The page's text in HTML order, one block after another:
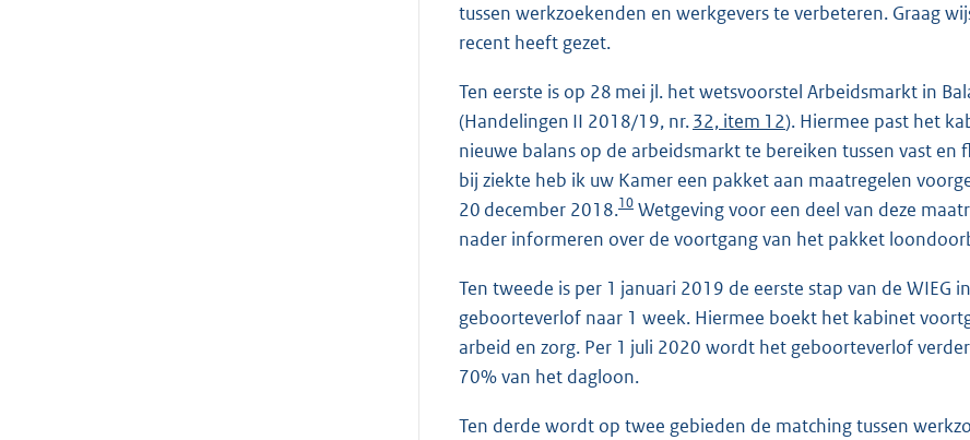
tussen werkzoekenden en werkgevers te verbeteren. Graag
recent heeft gezet.
Ten eerste is op 28 mei jl. het wetsvoorstel Arbeidsmarkt in
(Handelingen II 2018/19, nr.32, item 12). Hiermee past het
nieuwe balans op de arbeidsmarkt te bereiken tussen vast
bij ziekte heb ik uw Kamer een pakket aan maatregelen
20 december 2018.10 Wetgeving voor een deel van deze
nader informeren over de voortgang van het pakket
Ten tweede is per 1 januari 2019 de eerste stap van de
geboorteverlof naar 1 week. Hiermee boekt het kabinet
arbeid en zorg. Per 1 juli 2020 wordt het geboorteverlof
70% van het dagloon.
Ten derde wordt op twee gebieden de matching tussen